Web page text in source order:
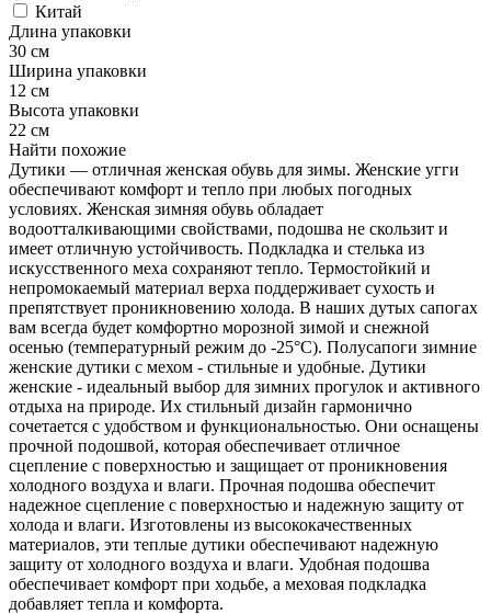
Китай
Длина упаковки
30 см
Ширина упаковки
12 см
Высота упаковки
22 см
Найти похожие
Дутики — отличная женская обувь для зимы. Женские угги
обеспечивают комфорт и тепло при любых погодных
условиях. Женская зимняя обувь обладает
водоотталкивающими свойствами, подошва не скользит и
имеет отличную устойчивость. Подкладка и стелька из
искусственного меха сохраняют тепло. Термостойкий и
непромокаемый материал верха поддерживает сухость и
препятствует проникновению холода. В наших дутых сапогах
вам всегда будет комфортно морозной зимой и снежной
осенью (температурный режим до -25°C). Полусапоги зимние
женские дутики с мехом - стильные и удобные. Дутики
женские - идеальный выбор для зимних прогулок и активного
отдыха на природе. Их стильный дизайн гармонично
сочетается с удобством и функциональностью. Они оснащены
прочной подошвой, которая обеспечивает отличное
сцепление с поверхностью и защищает от проникновения
холодного воздуха и влаги. Прочная подошва обеспечит
надежное сцепление с поверхностью и надежную защиту от
холода и влаги. Изготовлены из высококачественных
материалов, эти теплые дутики обеспечивают надежную
защиту от холодного воздуха и влаги. Удобная подошва
обеспечивает комфорт при ходьбе, а меховая подкладка
добавляет тепла и комфорта.